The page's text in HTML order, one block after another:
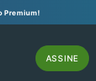
Premium!
ASSINE